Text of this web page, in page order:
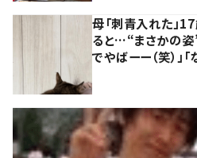
母「刺青入れた」17
ると…“まさかの
でやばーー（笑）」「